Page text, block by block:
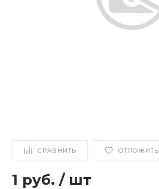
СРАВНИТЬ ОТЛОЖИТЬ
1 руб. / шт